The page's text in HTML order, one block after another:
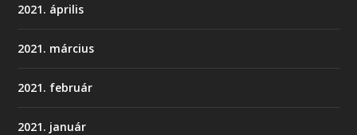
2021. április
2021. március
2021. február
2021. január